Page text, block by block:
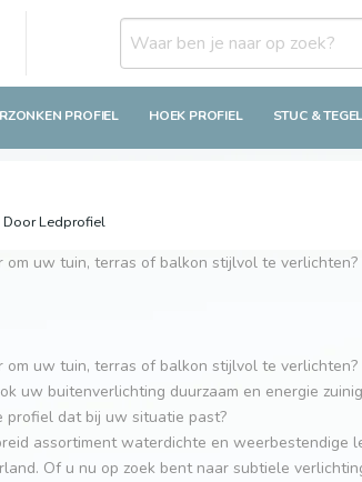
PROFIEL HOEK PROFIEL STUC &
Door Ledprofiel
om uw tuin, terras of balkon stijlvol te verlichten?
om uw tuin, terras of balkon stijlvol te
uw buitenverlichting duurzaam en energie
profiel dat bij uw situatie past?
assortiment waterdichte en
Of u nu op zoek bent naar subtiele